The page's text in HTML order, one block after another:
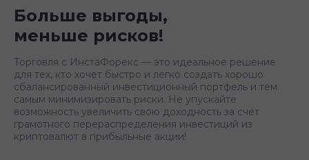
Больше выгоды,
меньше рисков!
Торговля с ИнстаФорекс — это идеальное решение
для тех, кто хочет быстро и легко создать хорошо
сбалансированный инвестиционный портфель и тем
самым минимизировать риски. Не упускайте
возможность увеличить свою доходность за счёт
грамотного перераспределения инвестиций из
криптовалют в прибыльные акции!